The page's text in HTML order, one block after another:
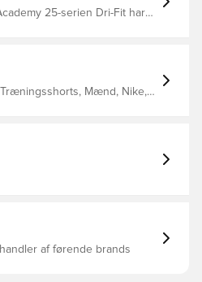
25-serien Dri-Fit har
Træningsshorts, Mænd, Nike,
af førende brands